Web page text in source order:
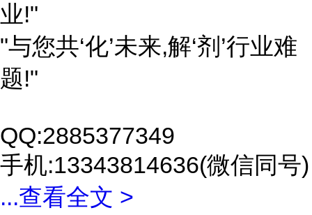
业!"
"与您共‘化’未来,解‘剂’行业难
题!"
QQ:2885377349
手机:13343814636(微信同号)
...查看全文 >